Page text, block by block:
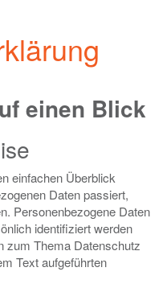
einen Blick
einfachen Überblick
Daten passiert,
Personenbezogene Daten
identifiziert werden
zum Thema Datenschutz
Text aufgeführten